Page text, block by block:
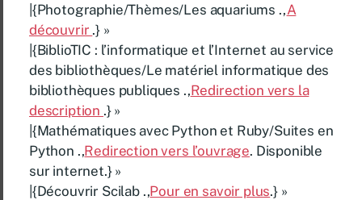
|{Photographie/Thèmes/Les aquariums .,A
découvrir .} »
|{BiblioTIC : l’informatique et l’Internet au service
des bibliothèques/Le matériel informatique des
bibliothèques publiques .,Redirection vers la
description .} »
|{Mathématiques avec Python et Ruby/Suites en
Python .,Redirection vers l’ouvrage. Disponible
sur internet.} »
|{Découvrir Scilab .,Pour en savoir plus.} »